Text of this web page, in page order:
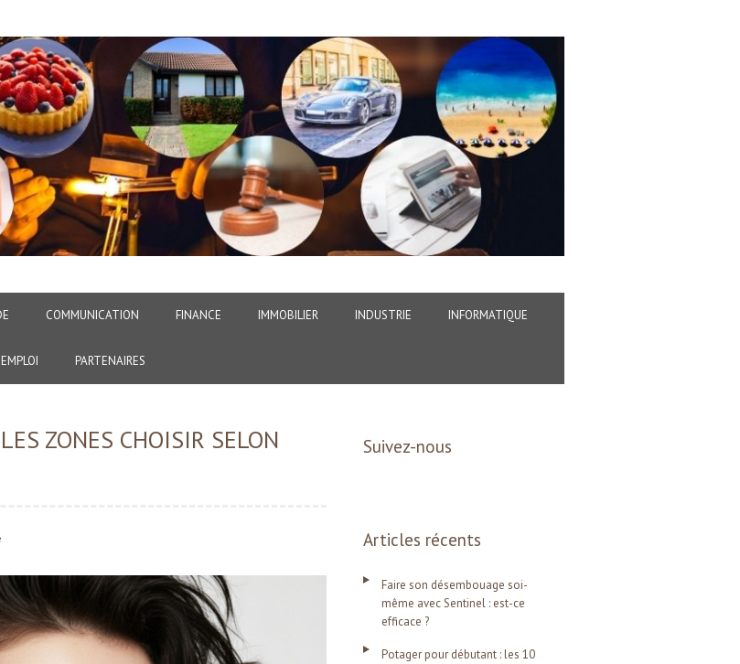
COMMUNICATION FINANCE IMMOBILIER INDUSTRIE INFORMATIQUE
EMPLOI PARTENAIRES
ZONES CHOISIR SELON
Suivez-nous
Articles récents
Faire son désembouage soi-
même avec Sentinel : est-ce
efficace ?
Potager pour débutant : les 10